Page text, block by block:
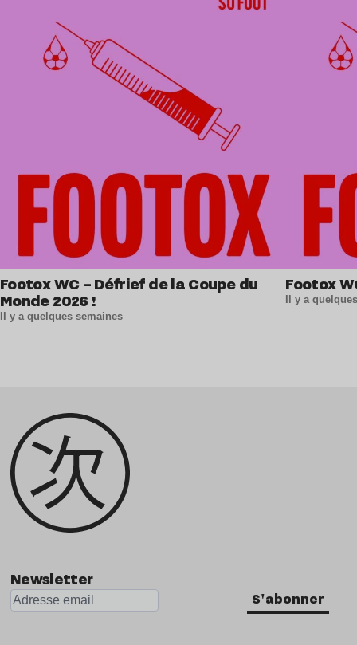
Footox WC – Défrief de la Coupe du
Monde 2026 !
Il y a quelques semaines
Footox
Il y a
Newsletter
S'abonner